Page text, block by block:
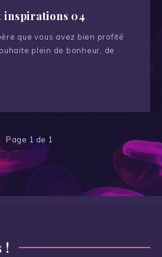
inspirations 04
que vous avez bien profité
plein de bonheur, de
Page 1 de 1
!